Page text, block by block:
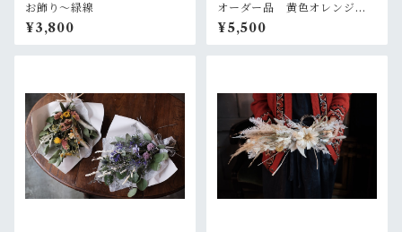
お飾り〜緑線
¥3,800
オーダー品 黄色オレンジの
大きめスワッグ
¥5,500